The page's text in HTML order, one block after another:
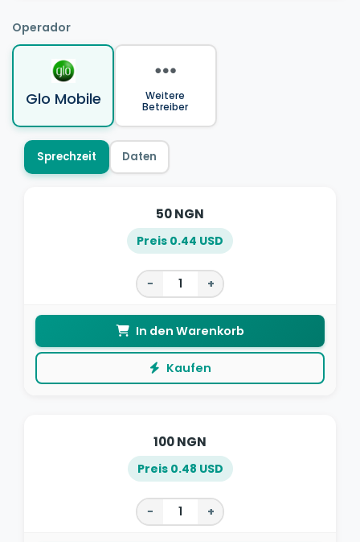
Operador
Glo Mobile
Weitere
Betreiber
Sprechzeit Daten
50 NGN
Preis 0.44 USD
− +
In den Warenkorb
Kaufen
100 NGN
Preis 0.48 USD
− +